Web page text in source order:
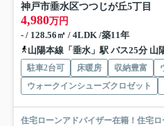
神戸市垂水区つつじが丘5丁目
4,980万円
- / 128.56㎡ / 4LDK /築11年
山陽本線「垂水」駅 バス25分 山陽バス
駐車2台可 床暖房 収納豊富
ウォークインシューズクロゼット
住宅ローンアドバイザー在籍！住宅